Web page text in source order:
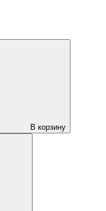
В корзину